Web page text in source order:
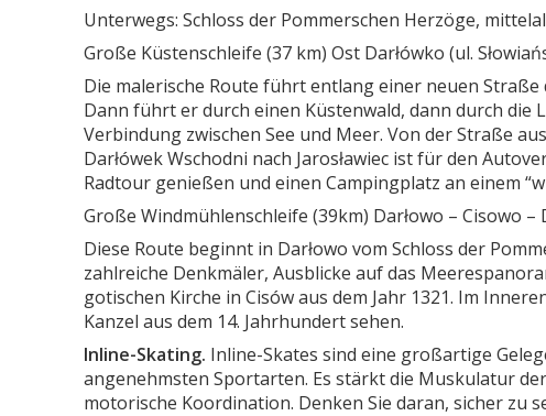
Unterwegs: Schloss der Pommerschen Herzöge,
Große Küstenschleife (37 km) Ost Darłówko (ul.
Die malerische Route führt entlang einer neuen
Dann führt er durch einen Küstenwald, dann durch die
Verbindung zwischen See und Meer. Von der Straße
Darłówek Wschodni nach Jarosławiec ist für den
Radtour genießen und einen Campingplatz an einem
Große Windmühlenschleife (39km) Darłowo – Cisowo –
Diese Route beginnt in Darłowo vom Schloss der
zahlreiche Denkmäler, Ausblicke auf das
gotischen Kirche in Cisów aus dem Jahr 1321. Im
Kanzel aus dem 14. Jahrhundert sehen.
Inline-Skating. Inline-Skates sind eine großartige
angenehmsten Sportarten. Es stärkt die Muskulatur
motorische Koordination. Denken Sie daran, sicher zu